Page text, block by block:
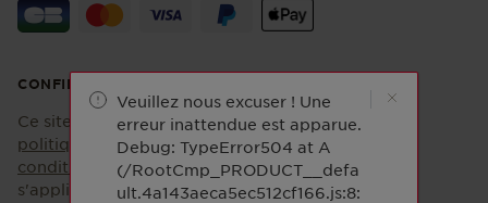
CONFIDENTIALITÉ
Ce site est protégé par reCAPTCHA et la
politique de confidentialitéet les
conditions d'utilisationde Google
s'appliquent.
Veuillez nous excuser ! Une
erreur inattendue est apparue.
Debug: TypeError504 at A
(/RootCmp_PRODUCT__defa
ult.4a143aeca5ec512cf166.js:8: